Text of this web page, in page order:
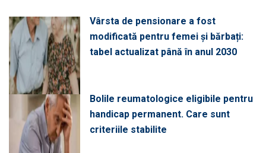
Vârsta de pensionare a fost
modificată pentru femei și bărbați:
tabel actualizat până în anul 2030
Bolile reumatologice eligibile pentru
handicap permanent. Care sunt
criteriile stabilite